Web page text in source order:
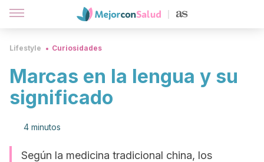
Lifestyle Curiosidades
Marcas en la lengua y su
significado
4 minutos
Según la medicina tradicional china, los